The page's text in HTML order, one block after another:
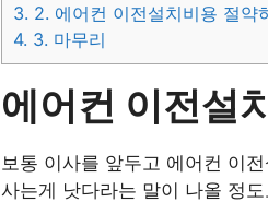
3. 2. 에어컨 이전설치비용 절약
4. 3. 마무리
에어컨 이전설
보통 이사를 앞두고 에어컨 이
사는게 낫다라는 말이 나올 정